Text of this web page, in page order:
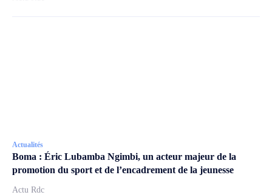
Actualités
Boma : Éric Lubamba Ngimbi, un acteur majeur de la
promotion du sport et de l’encadrement de la jeunesse
Actu Rdc